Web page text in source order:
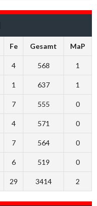
Fe Gesamt MaP
4 568 1
1 637 1
7 555 0
4 571 0
7 564 0
6 519 0
29 3414 2